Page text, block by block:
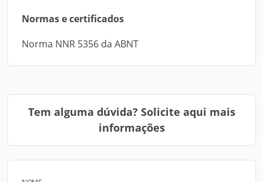
Normas e certificados
Norma NNR 5356 da ABNT
Tem alguma dúvida? Solicite aqui mais
informações